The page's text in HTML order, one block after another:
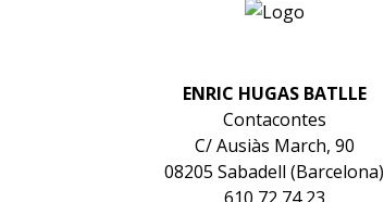
ENRIC HUGAS BATLLE
Contacontes
C/ Ausiàs March, 90
08205 Sabadell (Barcelona)